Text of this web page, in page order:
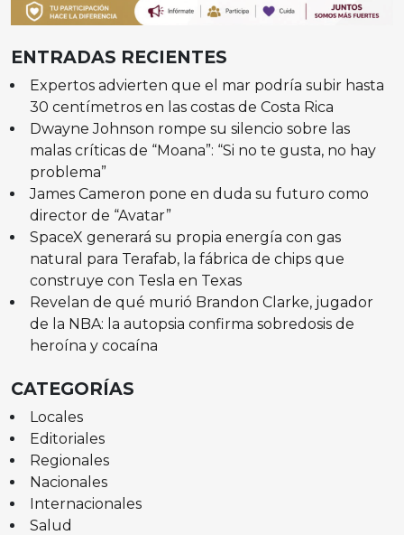
ENTRADAS RECIENTES
Expertos advierten que el mar podría subir hasta
30 centímetros en las costas de Costa Rica
Dwayne Johnson rompe su silencio sobre las
malas críticas de “Moana”: “Si no te gusta, no hay
problema”
James Cameron pone en duda su futuro como
director de “Avatar”
SpaceX generará su propia energía con gas
natural para Terafab, la fábrica de chips que
construye con Tesla en Texas
Revelan de qué murió Brandon Clarke, jugador
de la NBA: la autopsia confirma sobredosis de
heroína y cocaína
CATEGORÍAS
Locales
Editoriales
Regionales
Nacionales
Internacionales
Salud